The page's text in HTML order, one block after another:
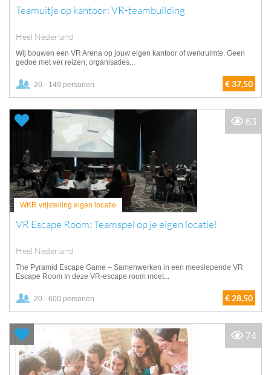
Teamuitje op kantoor: VR-teambuilding
Heel Nederland
Wij bouwen een VR Arena op jouw eigen kantoor of werkruimte. Geen
gedoe met ver reizen, organisaties...
20 - 149 personen € 37,50
WKR vrijstelling eigen locatie
VR Escape Room: Teamspel op je eigen locatie!
Heel Nederland
The Pyramid Escape Game – Samenwerken in een meeslepende VR
Escape Room In deze VR-escape room moet...
20 - 600 personen € 28,50
63
74